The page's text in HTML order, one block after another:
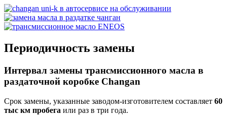
Периодичность замены
Интервал замены трансмиссионного масла в
раздаточной коробке Changan
Срок замены, указанные заводом-изготовителем составляет 60
тыс км пробега или раз в три года.